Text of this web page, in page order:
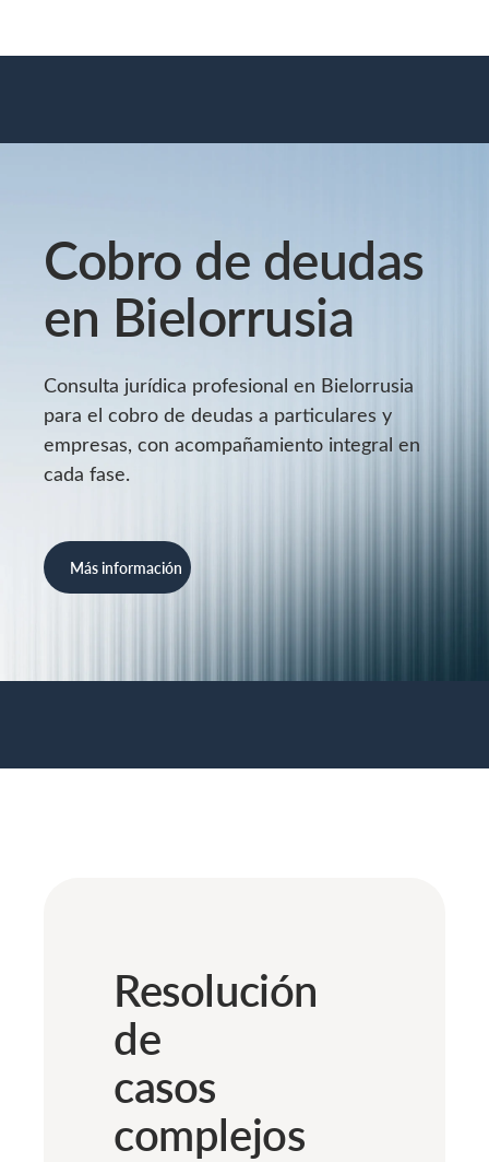
Cobro de deudas
en Bielorrusia
Consulta jurídica profesional en Bielorrusia
para el cobro de deudas a particulares y
empresas, con acompañamiento integral en
cada fase.
Más información
Resolución
de
casos
complejos